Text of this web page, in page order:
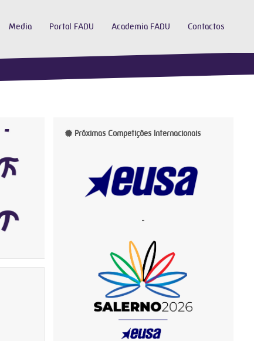
Media Portal FADU Academia FADU Contactos
Próximas Competições Internacionais
-